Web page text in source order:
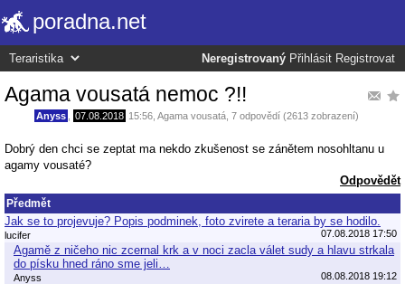
poradna.net
Neregistrovaný Přihlásit Registrovat
Agama vousatá nemoc ?!!
Anyss 07.08.2018 15:56 Agama vousatá , 7 odpovědí (2613 zobrazení)
Dobrý den chci se zeptat ma nekdo zkušenost se zánětem nosohltanu u
agamy vousaté?
Odpovědět
Předmět
Jak se to projevuje? Popis podminek, foto zvirete a teraria by se hodilo.
lucifer 07.08.2018 17:50
Agamě z ničeho nic zcernal krk a v noci zacla válet sudy a hlavu strkala
do písku hned ráno sme jeli…
Anyss 08.08.2018 19:12